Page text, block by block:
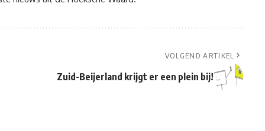
VOLGEND ARTIKEL
Zuid-Beijerland krijgt er een plein bij!